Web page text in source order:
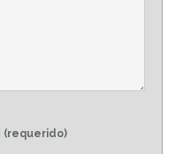
(requerido)